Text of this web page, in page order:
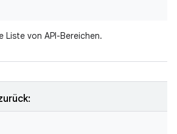
Liste von API-Bereichen.